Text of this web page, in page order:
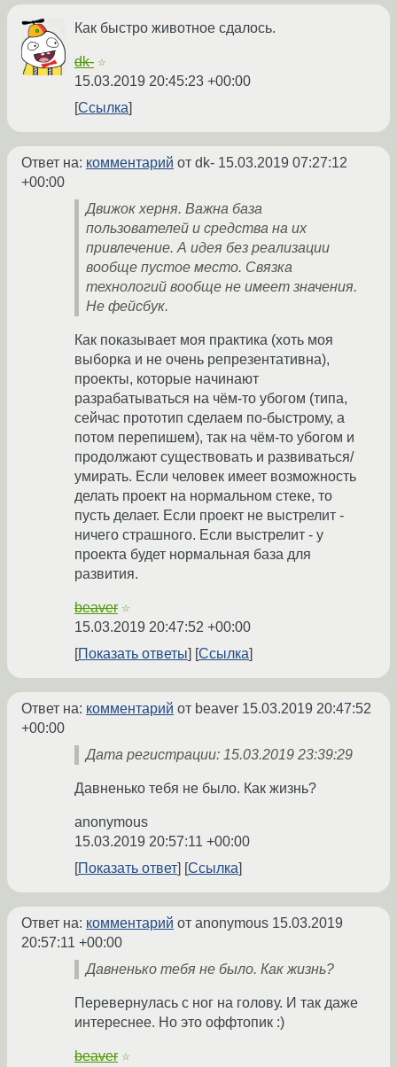
Как быстро животное сдалось.
dk- ☆
15.03.2019 20:45:23 +00:00
Ссылка
Ответ на: комментарий от dk- 15.03.2019 07:27:12
+00:00
Движок херня. Важна база
пользователей и средства на их
привлечение. А идея без реализации
вообще пустое место. Связка
технологий вообще не имеет значения.
Не фейсбук.
Как показывает моя практика (хоть моя
выборка и не очень репрезентативна),
проекты, которые начинают
разрабатываться на чём-то убогом (типа,
сейчас прототип сделаем по-быстрому, а
потом перепишем), так на чём-то убогом и
продолжают существовать и развиваться/
умирать. Если человек имеет возможность
делать проект на нормальном стеке, то
пусть делает. Если проект не выстрелит -
ничего страшного. Если выстрелит - у
проекта будет нормальная база для
развития.
beaver ☆
15.03.2019 20:47:52 +00:00
Показать ответы
Ссылка
Ответ на: комментарий от beaver 15.03.2019 20:47:52
+00:00
Дата регистрации: 15.03.2019 23:39:29
Давненько тебя не было. Как жизнь?
anonymous
15.03.2019 20:57:11 +00:00
Показать ответ
Ссылка
Ответ на: комментарий от anonymous 15.03.2019
20:57:11 +00:00
Давненько тебя не было. Как жизнь?
Перевернулась с ног на голову. И так даже
интереснее. Но это оффтопик :)
beaver ☆